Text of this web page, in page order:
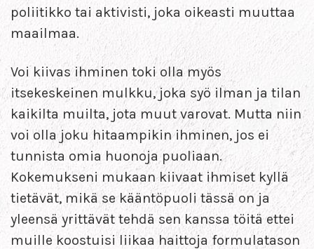
poliitikko tai aktivisti, joka oikeasti muuttaa
maailmaa.
Voi kiivas ihminen toki olla myös
itsekeskeinen mulkku, joka syö ilman ja tilan
kaikilta muilta, jota muut varovat. Mutta niin
voi olla joku hitaampikin ihminen, jos ei
tunnista omia huonoja puoliaan.
Kokemukseni mukaan kiivaat ihmiset kyllä
tietävät, mikä se kääntöpuoli tässä on ja
yleensä yrittävät tehdä sen kanssa töitä ettei
muille koostuisi liikaa haittoja formulatason